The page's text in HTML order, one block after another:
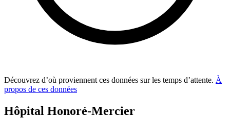
Découvrez d’où proviennent ces données sur les temps d’attente. À
propos de ces données
Hôpital Honoré-Mercier